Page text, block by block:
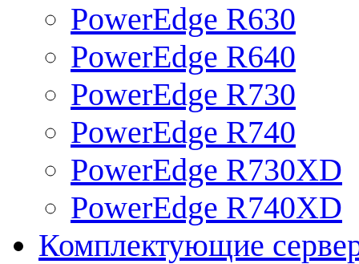
PowerEdge R630
PowerEdge R640
PowerEdge R730
PowerEdge R740
PowerEdge R730XD
PowerEdge R740XD
Комплектующие